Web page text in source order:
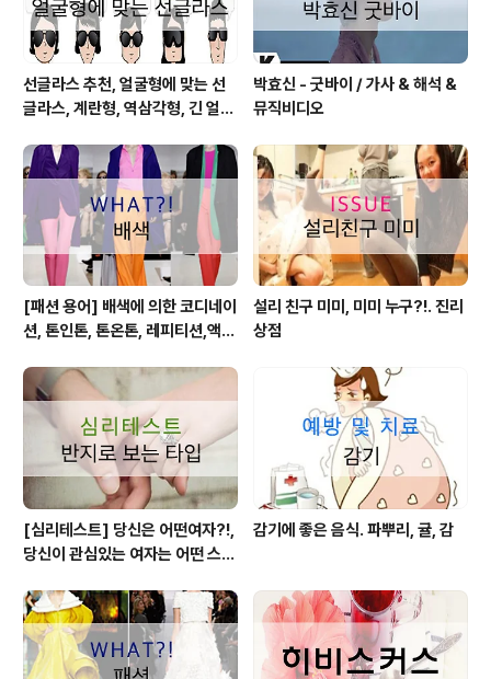
선글라스 추천, 얼굴형에 맞는 선
글라스, 계란형, 역삼각형, 긴 얼굴
박효신 - 굿바이 / 가사 & 해석 &
뮤직비디오
[패션 용어] 배색에 의한 코디네이
션, 톤인톤, 톤온톤, 레피티션,액센
카마이유
설리 친구 미미, 미미 누구?!. 진리
상점
[심리테스트] 당신은 어떤여자?!,
당신이 관심있는 여자는 어떤 스타
감기에 좋은 음식. 파뿌리, 귤, 감